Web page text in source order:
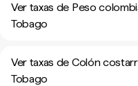
Ver taxas de Peso
Tobago
Ver taxas de Colón
Tobago